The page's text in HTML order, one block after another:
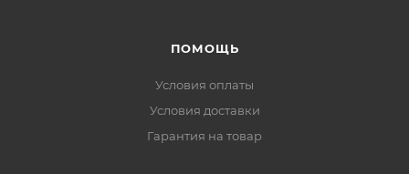
ПОМОЩЬ
Условия оплаты
Условия доставки
Гарантия на товар